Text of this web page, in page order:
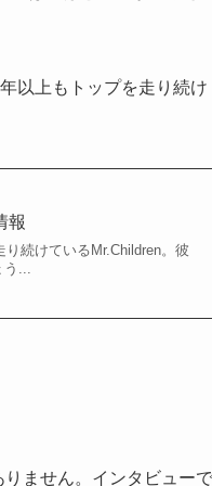
以上もトップを走り続け
報
続けているMr.Children。彼
う...
ません。インタビューで